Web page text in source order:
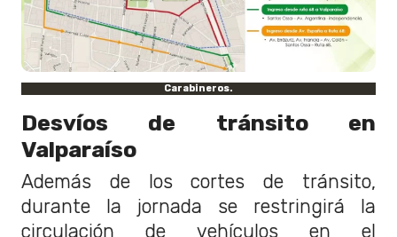
Carabineros.
Desvíos de tránsito en
Valparaíso
Además de los cortes de tránsito,
durante la jornada se restringirá la
circulación de vehículos en el